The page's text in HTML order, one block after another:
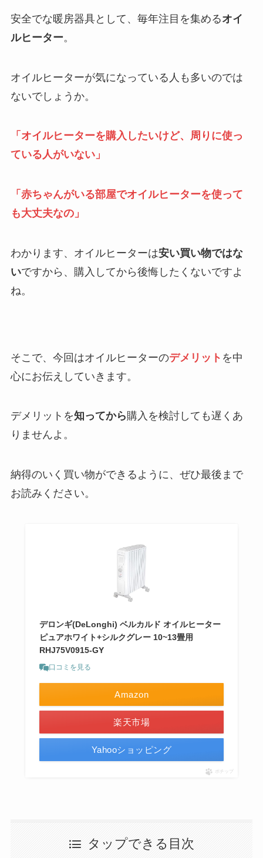
安全でな暖房器具として、毎年注目を集めるオイ
ルヒーター。
オイルヒーターが気になっている人も多いのでは
ないでしょうか。
「オイルヒーターを購入したいけど、周りに使っ
ている人がいない」
「赤ちゃんがいる部屋でオイルヒーターを使って
も大丈夫なの」
わかります、オイルヒーターは安い買い物ではな
いですから、購入してから後悔したくないですよ
ね。
そこで、今回はオイルヒーターのデメリット を中
心にお伝えしていきます。
デメリットを知ってから購入を検討しても遅くあ
りませんよ。
納得のいく買い物ができるように、ぜひ最後まで
お読みください。
デロンギ(DeLonghi) ベルカルド オイルヒーター
ピュアホワイト+シルクグレー 10~13畳用
RHJ75V0915-GY
口コミを見る
Amazon
楽天市場
Yahooショッピング
ポチップ
タップできる目次